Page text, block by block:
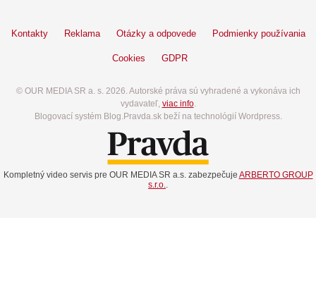
Kontakty Reklama Otázky a odpovede Podmienky používania
Cookies GDPR
© OUR MEDIA SR a. s. 2026. Autorské práva sú vyhradené a vykonáva ich
vydavateľ, viac info.
Blogovací systém Blog.Pravda.sk beží na technológií Wordpress.
Kompletný video servis pre OUR MEDIA SR a.s. zabezpečuje ARBERTO GROUP
s.r.o..